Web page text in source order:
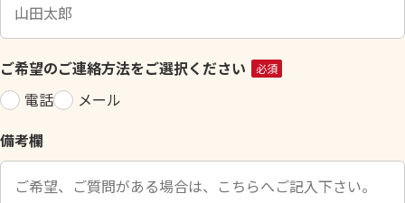
ィ
ー
ル
ド
空
の
ご希望のご連絡方法をご選択ください 必須
電話
メール
備考欄